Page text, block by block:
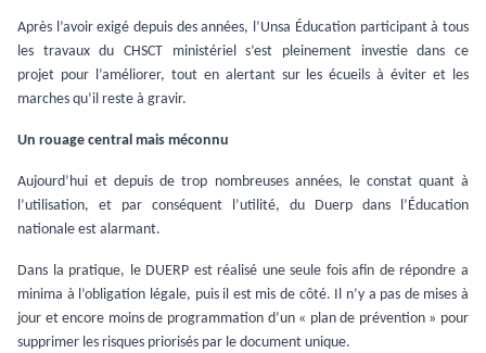
Après l’avoir exigé depuis des années, l’Unsa Éducation participant à tous
les travaux du CHSCT ministériel s’est pleinement investie dans ce
projet pour l’améliorer, tout en alertant sur les écueils à éviter et les
marches qu’il reste à gravir.
Un rouage central mais méconnu
Aujourd’hui et depuis de trop nombreuses années, le constat quant à
l’utilisation, et par conséquent l’utilité, du Duerp dans l’Éducation
nationale est alarmant.
Dans la pratique, le DUERP est réalisé une seule fois afin de répondre a
minima à l’obligation légale, puis il est mis de côté. Il n’y a pas de mises à
jour et encore moins de programmation d’un « plan de prévention » pour
supprimer les risques priorisés par le document unique.